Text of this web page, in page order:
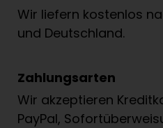
Wir liefern kostenlos
und Deutschland.
Zahlungsarten
Wir akzeptieren
PayPal,